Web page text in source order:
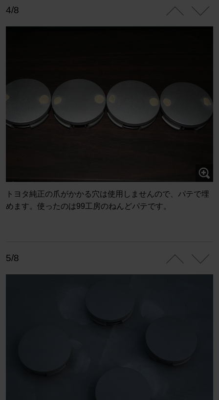
4/8
トヨタ純正の爪がかかる穴は使用しませんので、パテで埋
めます。使ったのは99工房のねんどパテです。
5/8